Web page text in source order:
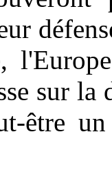
sur la
être